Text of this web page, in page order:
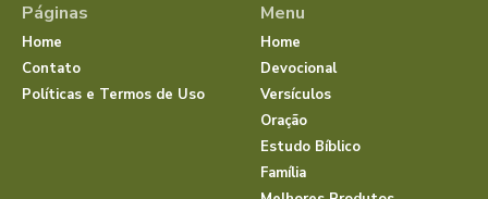
Páginas
Home
Contato
Políticas e Termos de Uso
Menu
Home
Devocional
Versículos
Oração
Estudo Bíblico
Família